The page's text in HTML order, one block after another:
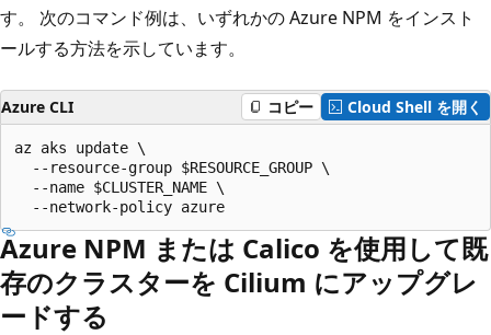
す。 次のコマンド例は、いずれかの Azure NPM をインスト
ールする方法を示しています。
Azure CLI コピー Cloud Shell を開く
az aks update \
  --resource-group $RESOURCE_GROUP \
  --name $CLUSTER_NAME \
Azure NPM または Calico を使用して既
存のクラスターを Cilium にアップグレ
ードする